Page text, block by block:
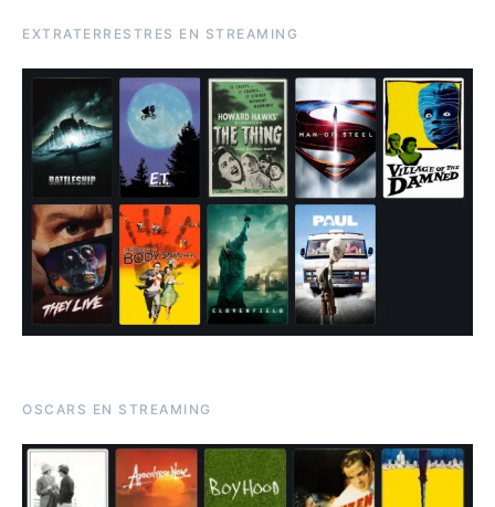
EXTRATERRESTRES EN STREAMING
OSCARS EN STREAMING